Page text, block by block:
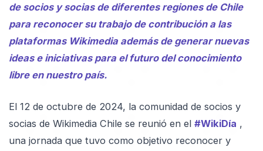
de socios y socias de diferentes regiones de Chile
para reconocer su trabajo de contribución a las
plataformas Wikimedia además de generar nuevas
ideas e iniciativas para el futuro del conocimiento
libre en nuestro país.
El 12 de octubre de 2024, la comunidad de socios y
socias de Wikimedia Chile se reunió en el #WikiDía ,
una jornada que tuvo como objetivo reconocer y